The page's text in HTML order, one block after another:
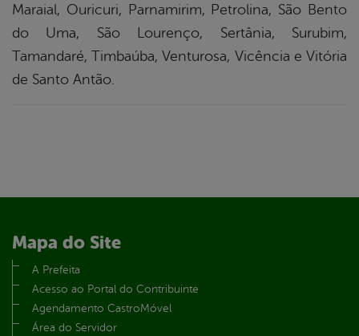
Maraial, Ouricuri, Parnamirim, Petrolina, São Bento
do Uma, São Lourenço, Sertânia, Surubim,
Tamandaré, Timbaúba, Venturosa, Vicência e Vitória
de Santo Antão.
Mapa do Site
A Prefeita
Acesso ao Portal do Contribuinte
Agendamento CastroMóvel
Área do Servidor